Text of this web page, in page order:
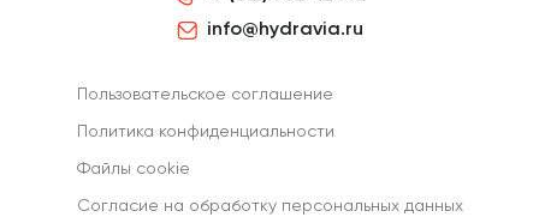
info@hydravia.ru
Пользовательское соглашение
Политика конфиденциальности
Файлы cookie
Согласиe на обработку персональных данных